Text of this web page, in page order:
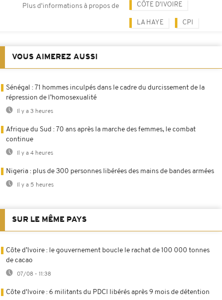
Plus d'informations à propos de CÔTE D'IVOIRE
LA HAYE CPI
VOUS AIMEREZ AUSSI
Sénégal : 71 hommes inculpés dans le cadre du durcissement de la
répression de l’homosexualité
Il y a 3 heures
Afrique du Sud : 70 ans après la marche des femmes, le combat
continue
Il y a 4 heures
Nigeria : plus de 300 personnes libérées des mains de bandes armées
Il y a 5 heures
SUR LE MÊME PAYS
Côte d’Ivoire : le gouvernement boucle le rachat de 100 000 tonnes
de cacao
07/08 - 11:38
Côte d'Ivoire : 6 militants du PDCI libérés après 9 mois de détention